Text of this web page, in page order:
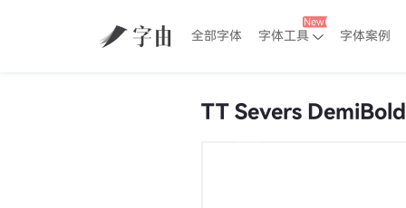
全部字体 字体工具 字体案例
TT Severs DemiBold